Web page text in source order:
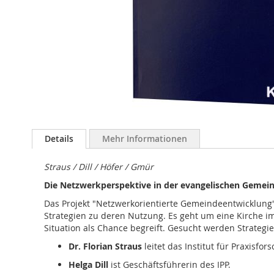
Anfang
springen
Details
Straus / Dill / Höfer / Gmür
Die Netzwerkperspektive in der evangelischen
Das Projekt "Netzwerkorientierte
Strategien zu deren Nutzung. Es geht um eine Kirche
Situation als Chance begreift. Gesucht werden
Dr. Florian Straus leitet das Institut für
Helga Dill ist Geschäftsführerin des IPP.
Mehr Informationen